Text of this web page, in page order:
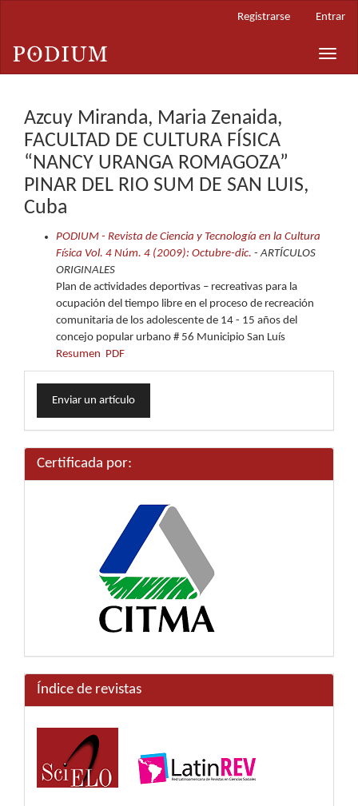
principal
Barra
Registrarse Entrar
Toggle
Azcuy Miranda, Maria Zenaida,
FACULTAD DE CULTURA FÍSICA
“NANCY URANGA ROMAGOZA”
PINAR DEL RIO SUM DE SAN LUIS,
Cuba
PODIUM - Revista de Ciencia y Tecnología en la Cultura
Física Vol. 4 Núm. 4 (2009): Octubre-dic. - ARTÍCULOS
ORIGINALES
Plan de actividades deportivas – recreativas para la
ocupación del tiempo libre en el proceso de recreación
comunitaria de los adolescente de 14 - 15 años del
concejo popular urbano # 56 Municipio San Luís
Resumen PDF
Enviar
unEnviar un artículo
Certificada por:
Índice de revistas